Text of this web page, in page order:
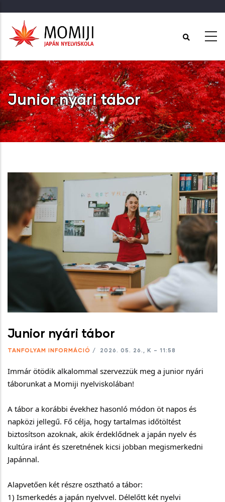
tartalomra
Junior nyári tábor
Címlap - Junior nyári tábor
Junior nyári tábor
TANFOLYAM INFORMÁCIÓ / 2026. 05. 26., K – 11:58
Immár ötödik alkalommal szervezzük meg a junior nyári
táborunkat a Momiji nyelviskolában!
A tábor a korábbi évekhez hasonló módon öt napos és
napközi jellegű. Fő célja, hogy tartalmas időtöltést
biztosítson azoknak, akik érdeklődnek a japán nyelv és
kultúra iránt és szeretnének kicsi jobban megismerkedni
Japánnal.
Alapvetően két részre osztható a tábor:
1) Ismerkedés a japán nyelvvel. Délelőtt két nyelvi